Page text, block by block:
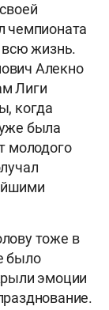
чемпионата
всю жизнь.
Алекно
Лиги
когда
была
молодого
тоже в
было
эмоции